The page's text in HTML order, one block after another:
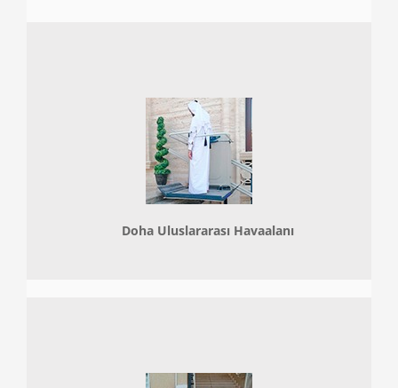
Doha Uluslararası Havaalanı